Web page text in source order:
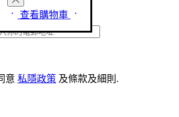
查看購物車
喜及禮物。
意 私隱政策 及條款及細則.